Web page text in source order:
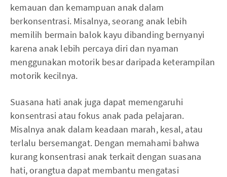
kemauan dan kemampuan anak dalam
berkonsentrasi. Misalnya, seorang anak lebih
memilih bermain balok kayu dibanding bernyanyi
karena anak lebih percaya diri dan nyaman
menggunakan motorik besar daripada keterampilan
motorik kecilnya.
Suasana hati anak juga dapat memengaruhi
konsentrasi atau fokus anak pada pelajaran.
Misalnya anak dalam keadaan marah, kesal, atau
terlalu bersemangat. Dengan memahami bahwa
kurang konsentrasi anak terkait dengan suasana
hati, orangtua dapat membantu mengatasi